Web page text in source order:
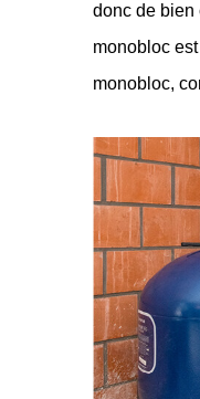
donc de bien
monobloc
monobloc,